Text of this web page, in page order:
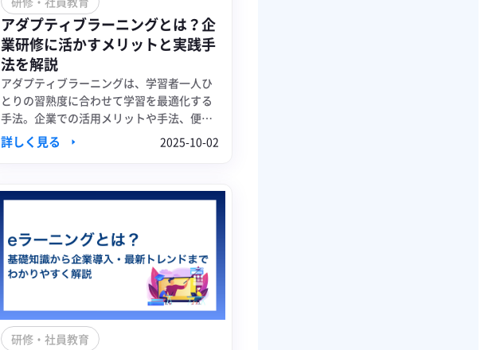
アダプティブラーニングとは？企
業研修に活かすメリットと実践手
法を解説
アダプティブラーニングは、学習者一人ひ
とりの習熟度に合わせて学習を最適化する
手法。企業での活用メリットや手法、便利
なツールを紹介します。
詳しく見る 2025-10-02
研修・社員教育